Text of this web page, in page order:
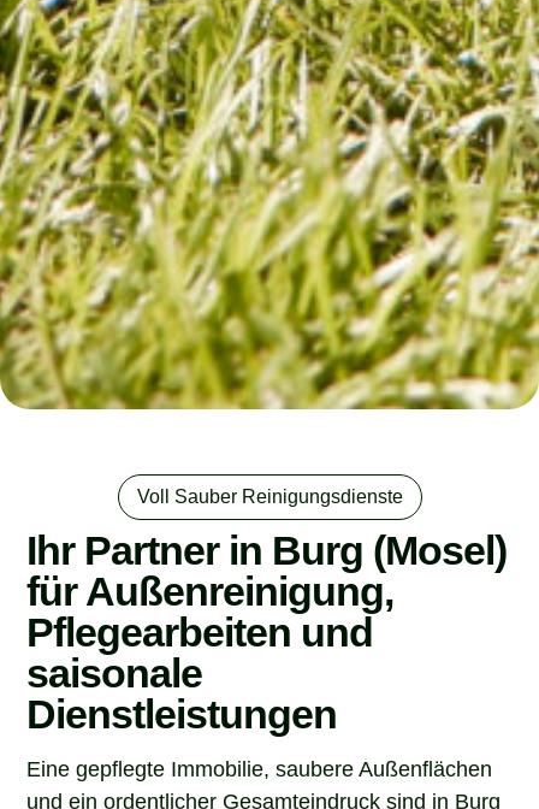
Voll Sauber Reinigungsdienste
Ihr Partner in Burg (Mosel)
für Außenreinigung,
Pflegearbeiten und
saisonale
Dienstleistungen
Eine gepflegte Immobilie, saubere Außenflächen
und ein ordentlicher Gesamteindruck sind in Burg